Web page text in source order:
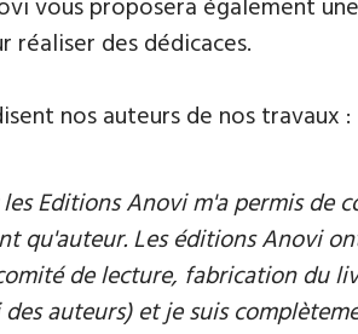
vous proposera également
réaliser des dédicaces.
nos auteurs de nos travaux :
Editions Anovi m'a permis de
qu'auteur. Les éditions Anovi
de lecture, fabrication du
auteurs) et je suis